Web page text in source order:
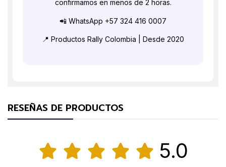
confirmamos en menos de 2 horas.
📲 WhatsApp +57 324 416 0007
📍 Productos Rally Colombia | Desde 2020
RESEÑAS DE PRODUCTOS
5.0